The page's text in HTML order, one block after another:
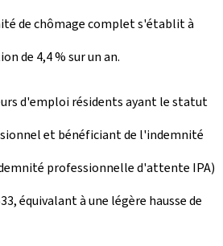
de chômage complet s'établit à
de 4,4 % sur un an.
d'emploi résidents ayant le statut
et bénéficiant de l'indemnité
professionnelle d'attente IPA)
équivalant à une légère hausse de